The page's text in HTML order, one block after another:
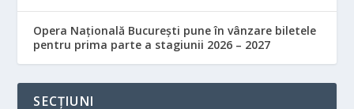
Opera Națională București pune în vânzare biletele
pentru prima parte a stagiunii 2026 – 2027
SECȚIUNI